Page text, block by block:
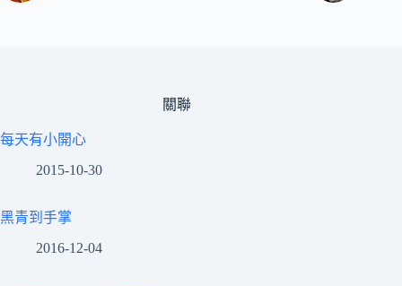
關聯
每天有小開心
2015-10-30
黑青到手掌
2016-12-04